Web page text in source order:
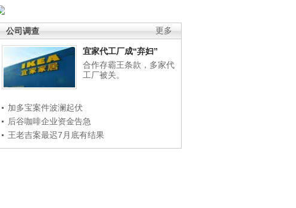
更多
公司调查
宜家代工厂成“弃妇”
合作存霸王条款，多家代
工厂被关。
加多宝案件波澜起伏
后谷咖啡企业资金告急
王老吉案最迟7月底有结果